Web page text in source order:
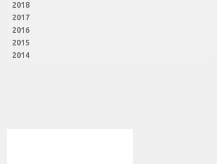
2018
2017
2016
2015
2014